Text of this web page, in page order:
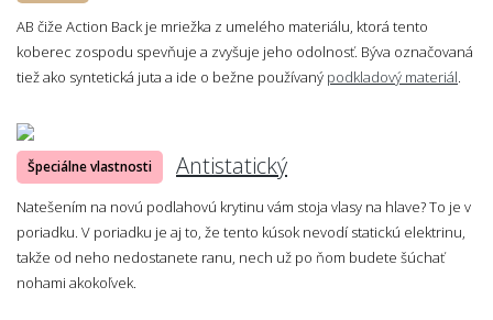
AB čiže Action Back je mriežka z umelého materiálu, ktorá tento
koberec zospodu spevňuje a zvyšuje jeho odolnosť. Býva označovaná
tiež ako syntetická juta a ide o bežne používaný podkladový materiál
Špeciálne vlastnosti Antistatický
Natešením na novú podlahovú krytinu vám stoja vlasy na hlave? To je v
poriadku. V poriadku je aj to, že tento kúsok nevodí statickú elektrinu,
takže od neho nedostanete ranu, nech už po ňom budete šúchať
nohami akokoľvek.